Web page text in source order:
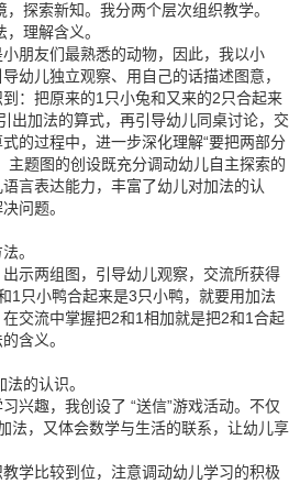
索新知。我分两个层次组织教学。
理解含义。
友们最熟悉的动物，因此，我以小
幼儿独立观察、用自己的话描述图意，
：把原来的1只小兔和又来的2只合起来
出加法的算式，再引导幼儿同桌讨论，交
的过程中，进一步深化理解“要把两部分
主题图的创设既充分调动幼儿自主探索的
言表达能力，丰富了幼儿对加法的认
问题。
。
两组图，引导幼儿观察，交流所获得
1只小鸭合起来是3只小鸭，就要用加法
交流中掌握把2和1相加就是把2和1合起
含义。
的认识。
趣，我创设了 “送信”游戏活动。不仅
法，又体会数学与生活的联系，让幼儿享
比较到位，注意调动幼儿学习的积极